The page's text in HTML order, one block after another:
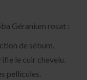
Géranium rosat :
de sébum.
le cuir chevelu.
pellicules.